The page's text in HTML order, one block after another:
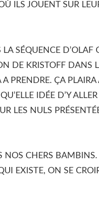
ILS JOUENT SUR
SÉQUENCE D’OLAF
DE KRISTOFF DANS
A PRENDRE. ÇA
IDÉE D’Y
LES NULS
CHERS BAMBINS.
EXISTE, ON SE